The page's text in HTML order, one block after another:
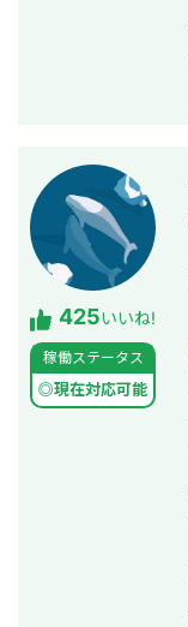
425いいね!
稼働ステータス
◎現在対応可能